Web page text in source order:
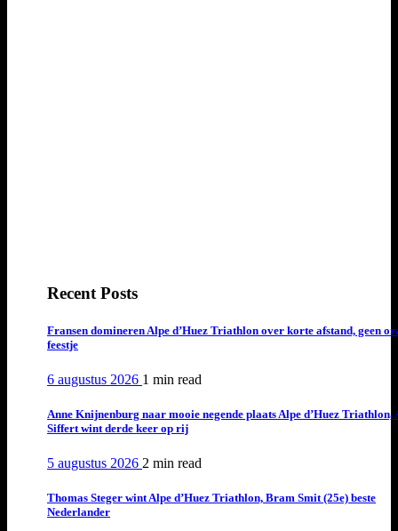
Recent Posts
Fransen domineren Alpe d’Huez Triathlon over korte afstand, geen
feestje
6 augustus 2026 1 min read
Anne Knijnenburg naar mooie negende plaats Alpe d’Huez Triathlon,
Siffert wint derde keer op rij
5 augustus 2026 2 min read
Thomas Steger wint Alpe d’Huez Triathlon, Bram Smit (25e) beste
Nederlander